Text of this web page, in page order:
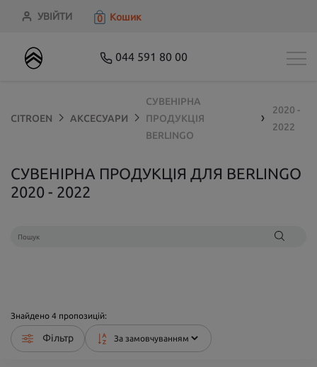
УВІЙТИ 0 Кошик
044 591 80 00
CITROEN АКСЕСУАРИ
СУВЕНІРНА
ПРОДУКЦІЯ
BERLINGO
❯
2020 -
2022
СУВЕНІРНА ПРОДУКЦІЯ ДЛЯ BERLINGO
2020 - 2022
Знайдено 4 пропозицій:
Фільтр